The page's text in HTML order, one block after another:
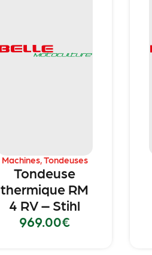
Machines,Tondeuses
Tondeuse
thermique RM
4 RV – Stihl
969.00€